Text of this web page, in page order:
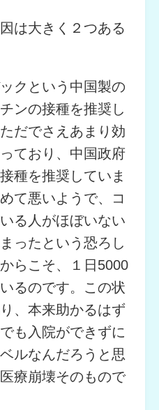
は大きく２つある
クという中国製の
ンの接種を推奨し
だでさえあまり効
ており、中国政府
種を推奨していま
て悪いようで、コ
る人がほぼいない
ったという恐ろし
らこそ、１日5000
るのです。この状
、本来助かるはず
も入院ができずに
ルなんだろうと思
療崩壊そのもので